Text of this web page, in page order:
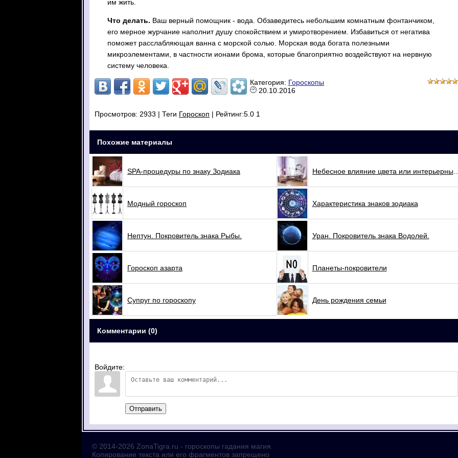
им жить.
Что делать. Ваш верный помощник - вода. Обзаведитесь небольшим комнатным фонтанчиком,
его мерное журчание наполнит душу спокойствием и умиротворением. Избавиться от негатива
поможет расслабляющая ванна с морской солью. Морская вода богата полезными
микроэлементами, в частности ионами брома, которые благоприятно воздействуют на нервную
систему человека.
Категория: Гороскопы
20.10.2016
Просмотров: 2933 | Теги Гороскоп | Рейтинг:5.0 1
Похожие материалы
SPA-процедуры по знаку Зодиака Небесное влияние цвета или интерьерный гороскоп
Модный гороскоп Характеристика знаков зодиака
Нептун. Покровитель знака Рыбы. Уран. Покровитель знака Водолей.
Гороскоп азарта Планеты-покровители
Супруг по гороскопу День рождения семьи
Комментарии (0)
Войдите:
Отправить
© 2014-2026 ZonaTigra.ru - гороскопы гадания магия.
Копирование текста или его фрагментов запрещено